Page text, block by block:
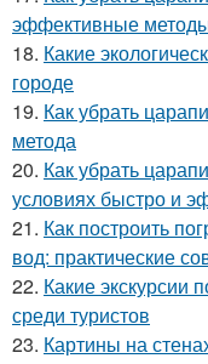
эффективные
18. Какие
городе
19. Как убрать
метода
20. Как убрать
условиях быстро и
21. Как построить
вод: практические
22. Какие экскурсии
среди туристов
23. Картины на